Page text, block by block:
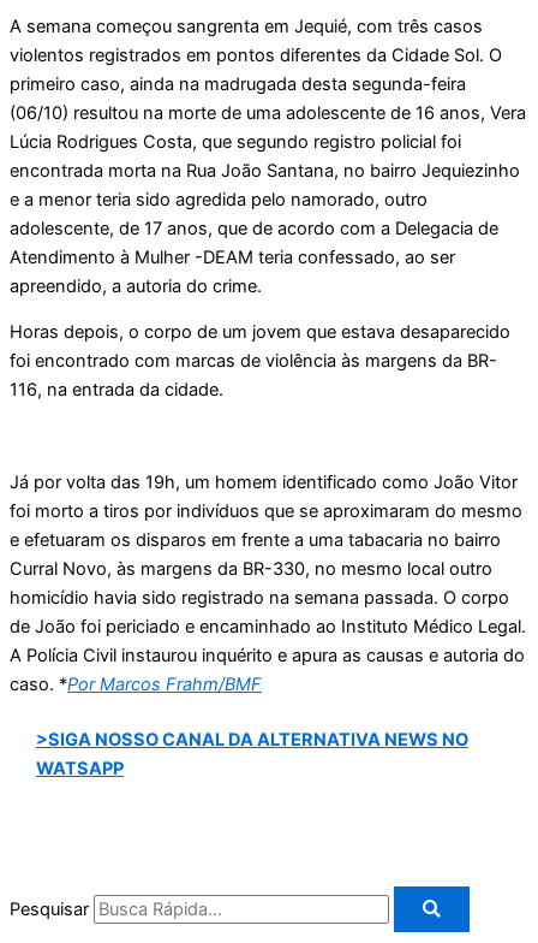
A semana começou sangrenta em Jequié, com três casos
violentos registrados em pontos diferentes da Cidade Sol. O
primeiro caso, ainda na madrugada desta segunda-feira
(06/10) resultou na morte de uma adolescente de 16 anos, Vera
Lúcia Rodrigues Costa, que segundo registro policial foi
encontrada morta na Rua João Santana, no bairro Jequiezinho
e a menor teria sido agredida pelo namorado, outro
adolescente, de 17 anos, que de acordo com a Delegacia de
Atendimento à Mulher -DEAM teria confessado, ao ser
apreendido, a autoria do crime.
Horas depois, o corpo de um jovem que estava desaparecido
foi encontrado com marcas de violência às margens da BR-
116, na entrada da cidade.
Já por volta das 19h, um homem identificado como João Vitor
foi morto a tiros por indivíduos que se aproximaram do mesmo
e efetuaram os disparos em frente a uma tabacaria no bairro
Curral Novo, às margens da BR-330, no mesmo local outro
homicídio havia sido registrado na semana passada. O corpo
de João foi periciado e encaminhado ao Instituto Médico Legal.
A Polícia Civil instaurou inquérito e apura as causas e autoria do
caso. *Por Marcos Frahm/BMF
>SIGA NOSSO CANAL DA ALTERNATIVA NEWS NO
WATSAPP
Pesquisar